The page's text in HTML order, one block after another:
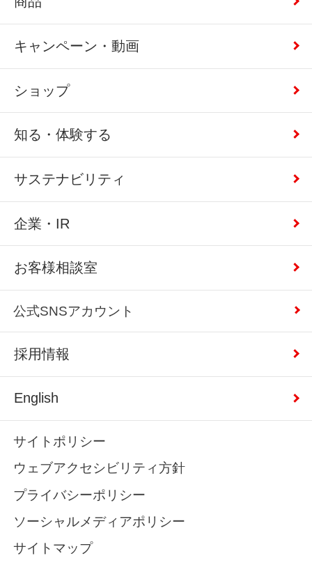
キャンペーン・動画
ショップ
知る・体験する
サステナビリティ
企業・IR
お客様相談室
公式SNSアカウント
採用情報
English
サイトポリシー
ウェブアクセシビリティ方針
プライバシーポリシー
ソーシャルメディアポリシー
サイトマップ